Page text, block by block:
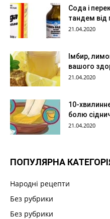
Сода і
тандем від
21.04.2020
Імбир,
вашого
21.04.2020
10-
болю
21.04.2020
ПОПУЛЯРНА
Народні рецепти
Без рубрики
Без рубрики